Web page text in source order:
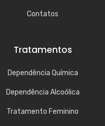
Contatos
Tratamentos
Dependência Química
Dependência Alcoólica
Tratamento Feminino